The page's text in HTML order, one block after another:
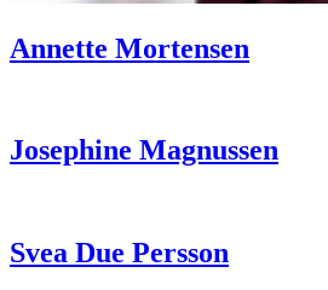
Annette Mortensen
Josephine Magnussen
Svea Due Persson